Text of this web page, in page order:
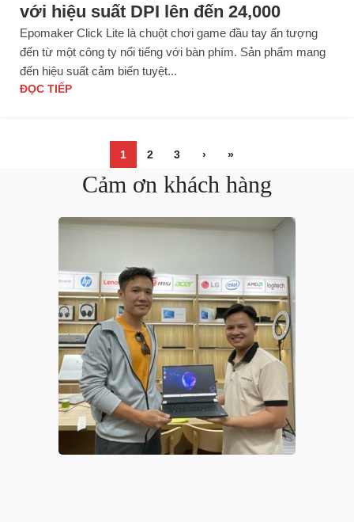
với hiệu suất DPI lên đến 24,000
Epomaker Click Lite là chuột chơi game đầu tay ấn tượng
đến từ một công ty nổi tiếng với bàn phím. Sản phẩm mang
đến hiệu suất cảm biến tuyệt...
ĐỌC TIẾP
1 2 3 › »
Cảm ơn khách hàng